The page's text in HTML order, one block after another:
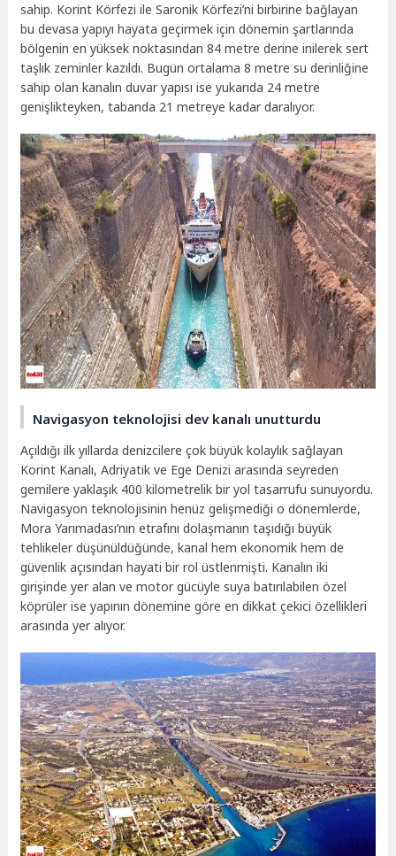
sahip. Korint Körfezi ile Saronik Körfezi’ni birbirine bağlayan
bu devasa yapıyı hayata geçirmek için dönemin şartlarında
bölgenin en yüksek noktasından 84 metre derine inilerek sert
taşlık zeminler kazıldı. Bugün ortalama 8 metre su derinliğine
sahip olan kanalın duvar yapısı ise yukarıda 24 metre
genişlikteyken, tabanda 21 metreye kadar daralıyor.
Navigasyon teknolojisi dev kanalı unutturdu
Açıldığı ilk yıllarda denizcilere çok büyük kolaylık sağlayan
Korint Kanalı, Adriyatik ve Ege Denizi arasında seyreden
gemilere yaklaşık 400 kilometrelik bir yol tasarrufu sunuyordu.
Navigasyon teknolojisinin henüz gelişmediği o dönemlerde,
Mora Yarımadası’nın etrafını dolaşmanın taşıdığı büyük
tehlikeler düşünüldüğünde, kanal hem ekonomik hem de
güvenlik açısından hayati bir rol üstlenmişti. Kanalın iki
girişinde yer alan ve motor gücüyle suya batırılabilen özel
köprüler ise yapının dönemine göre en dikkat çekici özellikleri
arasında yer alıyor.